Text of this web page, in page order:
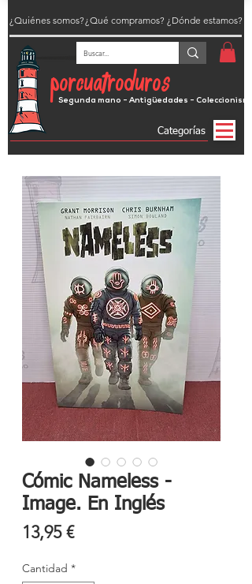
porcuatroduros
Segunda mano - Antigüedades - Coleccionismo
¿Dónde estamos?
¿Quiénes somos?
Categorías
¿Qué compramos?
Cómic Nameless -
Image. En Inglés
13,95 €Precio
Cantidad *